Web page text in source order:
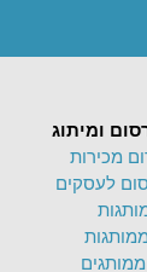
ומיתוג
מכירות
לעסקים